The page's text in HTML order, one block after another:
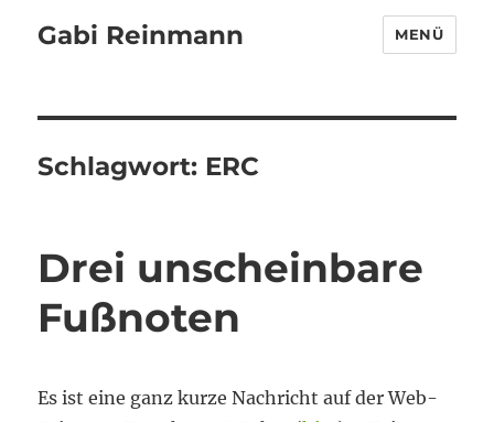
Gabi Reinmann MENÜ
Schlagwort: ERC
Drei unscheinbare
Fußnoten
Es ist eine ganz kurze Nachricht auf der Web-